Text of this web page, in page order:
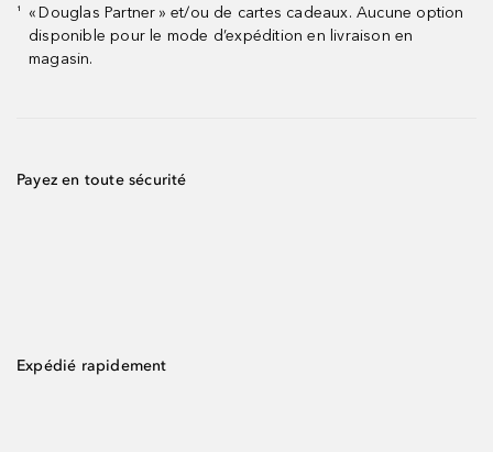
¹
« Douglas Partner » et/ou de cartes cadeaux. Aucune option
disponible pour le mode d’expédition en livraison en
magasin.
Payez en toute sécurité
Expédié rapidement